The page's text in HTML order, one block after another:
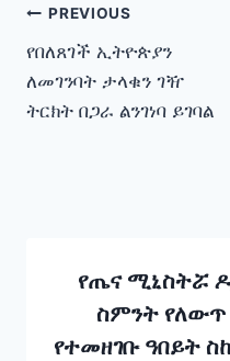
Post
navigation
PREVIOUS
የበለጸገች ኢትዮጵያን
ለመገንባት ታላቁን ገዥ
ትርክት በጋራ ልንገነባ ይገባል
የጤና ሚኒስትሯ
ስምንት
የተመዘገቡ ዓበይት